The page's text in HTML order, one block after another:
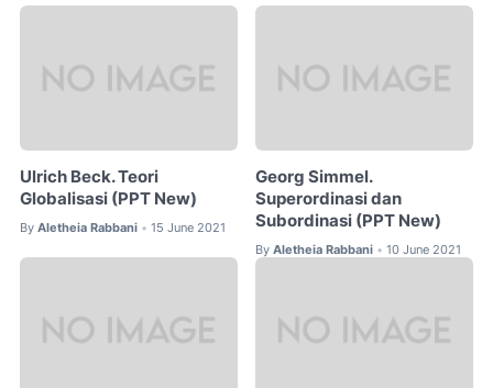
Ulrich Beck. Teori
Globalisasi (PPT New)
By Aletheia Rabbani • 15 June 2021
Georg Simmel.
Superordinasi dan
Subordinasi (PPT New)
By Aletheia Rabbani • 10 June 2021